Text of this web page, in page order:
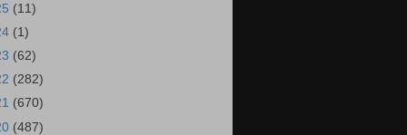
(11)
(1)
(62)
(282)
(670)
(487)